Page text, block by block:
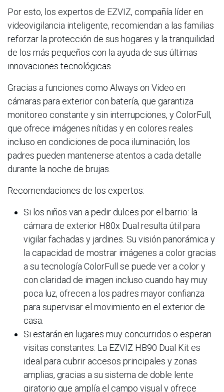
Por esto, los expertos de EZVIZ, compañía líder en
videovigilancia inteligente, recomiendan a las familias
reforzar la protección de sus hogares y la tranquilidad
de los más pequeños con la ayuda de sus últimas
innovaciones tecnológicas.
Gracias a funciones como Always on Video en
cámaras para exterior con batería, que garantiza
monitoreo constante y sin interrupciones, y ColorFull,
que ofrece imágenes nítidas y en colores reales
incluso en condiciones de poca iluminación, los
padres pueden mantenerse atentos a cada detalle
durante la noche de brujas.
Recomendaciones de los expertos:
Si los niños van a pedir dulces por el barrio: la
cámara de exterior H80x Dual resulta útil para
vigilar fachadas y jardines. Su visión panorámica y
la capacidad de mostrar imágenes a color gracias
a su tecnología ColorFull se puede ver a color y
con claridad de imagen incluso cuando hay muy
poca luz, ofrecen a los padres mayor confianza
para supervisar el movimiento en el exterior de
casa.
Si estarán en lugares muy concurridos o esperan
visitas constantes: La EZVIZ HB90 Dual Kit es
ideal para cubrir accesos principales y zonas
amplias, gracias a su sistema de doble lente
giratorio que amplía el campo visual y ofrece